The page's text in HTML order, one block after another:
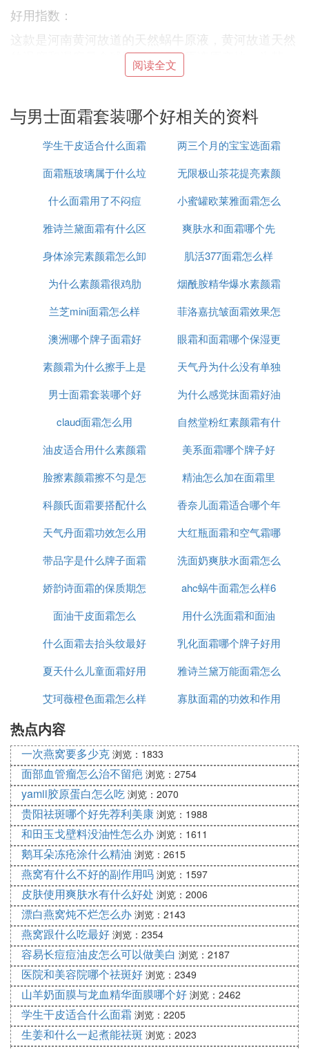
好用指数：
这款是河南黄河故道的天然蜗牛原液，黄河故道天然
的温度和湿度是全球重要的蜗牛原液原产地，为韩
国，法国等大牌供应原料十几年了，天然蜗牛原液被
肌肤效果真的超好。绝对超值的经典国货，效果堪比
欧美一线大牌。用了一段时间，肌肤真的改善了很
多，肌肤滋润有光泽，很多肌肤问题都没了，不愧是
3 芙丽芳丝套装
好用指数：
在自己保湿补水的本职工作上做的非常到位，氨基酸
洗面奶清洁力中等但是温和不刺激，水乳是萃取的天
然植物成份，安全放心，还有清爽版和滋润版供不同
肤质选择，补水效果和保湿能力让人非常满意，但是
就是单纯的补水保湿，其他功效就不要强求了。
但是作为基本的补水保湿是足够的，性价比也是蛮高
的。自动发泡的氨基酸洗面奶可以说是懒人福音了，
脸上，清洁又不失温和。但是我还是更喜欢当晨洁，
清洁力在晚上对于我来说弱了点。
5 资生堂男士护肤套装
的好，保湿一般。包装设计更加简洁，甚至有点冷淡
风。说实话功效一般，但是实在太温和了，敏感肌也
能一用！
6 朗仕护肤套装
好用指数：
朗仕是雅诗兰黛集团旗下的男士高端护肤品牌，效果
的脸，朗仕简直就是救星。
7 高夫护肤套装
好用指数：
包装倒是蛮符合男士的硬朗风格，洗面奶是氨基酸类
型的，洗感温和但是可能清洁力差点，水乳质地还算
轻薄的，吸收也没问题，可以减缓皮肤干燥起皮，锁
住肌肤原有水分，滋润度不错！
8 蜜浓氨基酸护肤套装
好用指数：
蜜浓这套产品有化妆水和修护霜，都是属于滋润度特
别高的产品，成分都是以多种氨基酸为主，不含任何
的化学刺激物质，能够温和滋润肌肤，缓解面部的干
燥和脆弱状况，长期使用下来还能增强肌肤的柔软
度。
9 悦诗风吟绿茶套盒
好用指数：
这个在韩国销量一般，在国内倒是很多人用，绿茶水
乳套装实惠好用。去韩国的时候没有买这套护肤品。
阅读全文
与男士面霜套装哪个好相关的资料
学生干皮适合什么面霜
两三个月的宝宝选面霜
怎么选
面霜瓶玻璃属于什么垃
圾
无限极山茶花提亮素颜
霜怎么样
什么面霜用了不闷痘
小蜜罐欧莱雅面霜怎么
用
雅诗兰黛面霜有什么区
别
爽肤水和面霜哪个先
身体涂完素颜霜怎么卸
妆
肌活377面霜怎么样
为什么素颜霜很鸡肋
烟酰胺精华爆水素颜霜
怎么用
兰芝mini面霜怎么样
菲洛嘉抗皱面霜效果怎
么样
澳洲哪个牌子面霜好
眼霜和面霜哪个保湿更
好
素颜霜为什么擦手上是
白渣
天气丹为什么没有单独
面霜
男士面霜套装哪个好
为什么感觉抹面霜好油
claud面霜怎么用
自然堂粉红素颜霜有什
么功效
油皮适合用什么素颜霜
和气垫
美系面霜哪个牌子好
脸擦素颜霜擦不匀是怎
么回事啊
精油怎么加在面霜里
科颜氏面霜要搭配什么
用
香奈儿面霜适合哪个年
龄段
天气丹面霜功效怎么用
大红瓶面霜和空气霜哪
个好
带品字是什么牌子面霜
洗面奶爽肤水面霜怎么
用法
娇韵诗面霜的保质期怎
么看
ahc蜗牛面霜怎么样6
面油干皮面霜怎么
用什么洗面霜和面油
什么面霜去抬头纹最好
乳化面霜哪个牌子好用
夏天什么儿童面霜好用
雅诗兰黛万能面霜怎么
是白色的
艾珂薇橙色面霜怎么样
寡肽面霜的功效和作用
热点内容
一次燕窝要多少克 浏览：1833
面部血管瘤怎么治不留疤 浏览：2754
yamii胶原蛋白怎么吃 浏览：2070
贵阳祛斑哪个好先荐利美康 浏览：1988
和田玉戈壁料没油性怎么办 浏览：1611
鹅耳朵冻疮涂什么精油 浏览：2615
燕窝有什么不好的副作用吗 浏览：1597
皮肤使用爽肤水有什么好处 浏览：2006
漂白燕窝炖不烂怎么办 浏览：2143
燕窝跟什么吃最好 浏览：2354
容易长痘痘油皮怎么可以做美白 浏览：2187
医院和美容院哪个祛斑好 浏览：2349
山羊奶面膜与龙血精华面膜哪个好 浏览：2462
学生干皮适合什么面霜 浏览：2205
生姜和什么一起煮能祛斑 浏览：2023